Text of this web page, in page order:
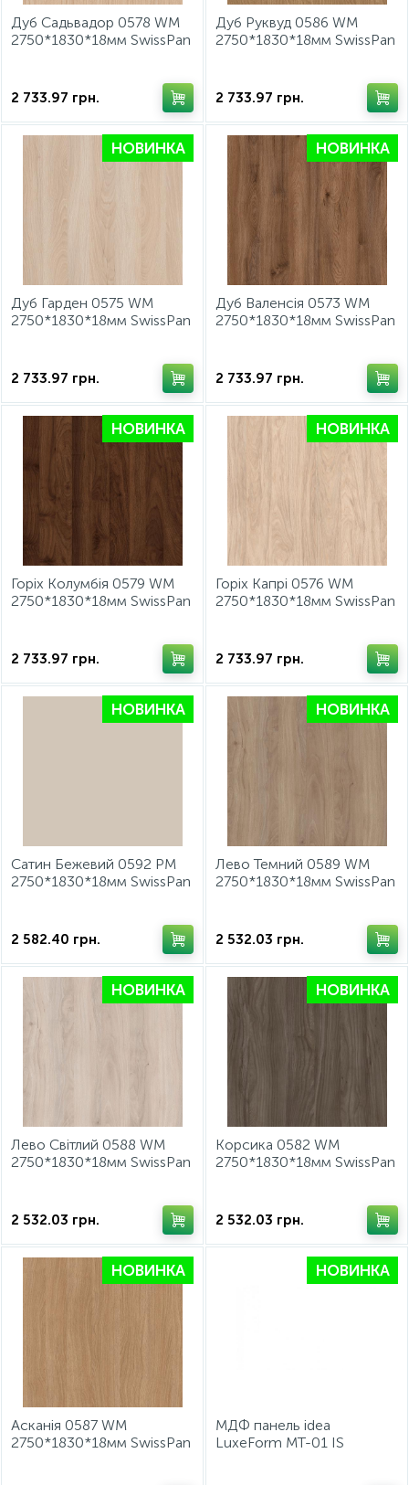
Дуб Садьвадор 0578 WM
2750*1830*18мм SwissPan
2 733.97 грн.
Дуб Руквуд 0586 WM
2750*1830*18мм SwissPan
2 733.97 грн.
НОВИНКА
Дуб Гарден 0575 WM
2750*1830*18мм SwissPan
2 733.97 грн.
НОВИНКА
Дуб Валенсія 0573 WM
2750*1830*18мм SwissPan
2 733.97 грн.
НОВИНКА
Горіх Колумбія 0579 WM
2750*1830*18мм SwissPan
2 733.97 грн.
НОВИНКА
Горіх Капрі 0576 WM
2750*1830*18мм SwissPan
2 733.97 грн.
НОВИНКА
Cатин Бежевий 0592 PM
2750*1830*18мм SwissPan
2 582.40 грн.
НОВИНКА
Лево Темний 0589 WM
2750*1830*18мм SwissPan
2 532.03 грн.
НОВИНКА
Лево Світлий 0588 WM
2750*1830*18мм SwissPan
2 532.03 грн.
НОВИНКА
Корсика 0582 WM
2750*1830*18мм SwissPan
2 532.03 грн.
НОВИНКА
Асканія 0587 WM
2750*1830*18мм SwissPan
НОВИНКА
МДФ панель idea
LuxeForm MT-01 IS